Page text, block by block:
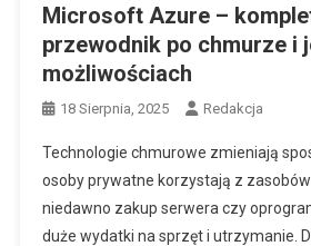
Microsoft Azure –
przewodnik po chmurze i
możliwościach
18 Sierpnia, 2025 Redakcja
Technologie chmurowe zmieniają
osoby prywatne korzystają z
niedawno zakup serwera czy
duże wydatki na sprzęt i utrzymanie.